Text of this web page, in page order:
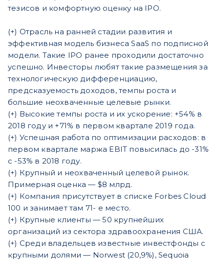
тезисов и комфортную оценку на IPO.
(+) Отрасль на ранней стадии развития и
эффективная модель бизнеса SaaS по подписной
модели. Такие IPO ранее проходили достаточно
успешно. Инвесторы любят такие размещения за
технологическую дифференциацию,
предсказуемость доходов, темпы роста и
большие неохваченные целевые рынки.
(+) Высокие темпы роста и их ускорение: +54% в
2018 году и +71% в первом квартале 2019 года.
(+) Успешная работа по оптимизации расходов: в
первом квартале маржа EBIT повысилась до -31%
с -53% в 2018 году.
(+) Крупный и неохваченный целевой рынок.
Примерная оценка — $8 млрд.
(+) Компания присутствует в списке Forbes Cloud
100 и занимает там 71- е место.
(+) Крупные клиенты — 50 крупнейших
организаций из сектора здравоохранения США.
(+) Среди владельцев известные инвестфонды с
крупными долями — Norwest (20,9%), Sequoia